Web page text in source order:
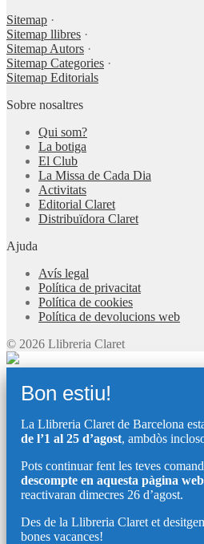
Sitemap ·
Sitemap llibres ·
Sitemap Autors ·
Sitemap Categories ·
Sitemap Editorials
Sobre nosaltres
Qui som?
La botiga
El Club
La Missa de Cada Dia
Activitats
Editorial Claret
Distribuïdora Claret
Ajuda
Avís legal
Política de privacitat
Política de cookies
Política de devolucions web
© 2026 Llibreria Claret
Bon estiu!
La Llibreria Claret de Barcelona
de l’1 al 25 d’agost, ambdòs
Pots continuar fent les teves
descompte en aquesta pàgina web
reactivaran dimecres 26 d’agost.
Des de la Llibreria Claret et
bones vacances!